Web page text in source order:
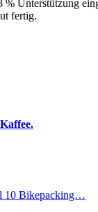
Unterstützung
fertig.
10 Bikepacking…